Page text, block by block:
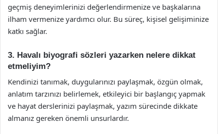
geçmiş deneyimlerinizi değerlendirmenize ve başkalarına
ilham vermenize yardımcı olur. Bu süreç, kişisel gelişiminize
katkı sağlar.
3. Havalı biyografi sözleri yazarken nelere dikkat
etmeliyim?
Kendinizi tanımak, duygularınızı paylaşmak, özgün olmak,
anlatım tarzınızı belirlemek, etkileyici bir başlangıç yapmak
ve hayat derslerinizi paylaşmak, yazım sürecinde dikkate
almanız gereken önemli unsurlardır.